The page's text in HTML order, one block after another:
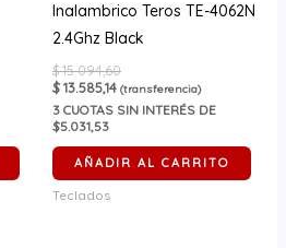
Inalambrico Teros TE-4062N
2.4Ghz Black
$15.094,60
$13.585,14 (transferencia)
3 CUOTAS SIN INTERÉS DE
$5.031,53
AÑADIR AL CARRITO
Teclados